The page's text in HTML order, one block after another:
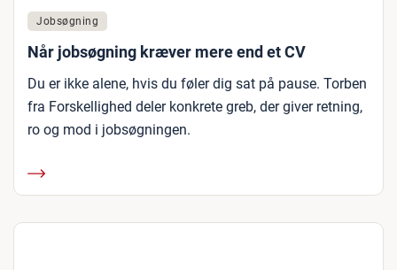
Jobsøgning
Når jobsøgning kræver mere end et CV
Du er ikke alene, hvis du føler dig sat på pause. Torben
fra Forskellighed deler konkrete greb, der giver retning,
ro og mod i jobsøgningen.